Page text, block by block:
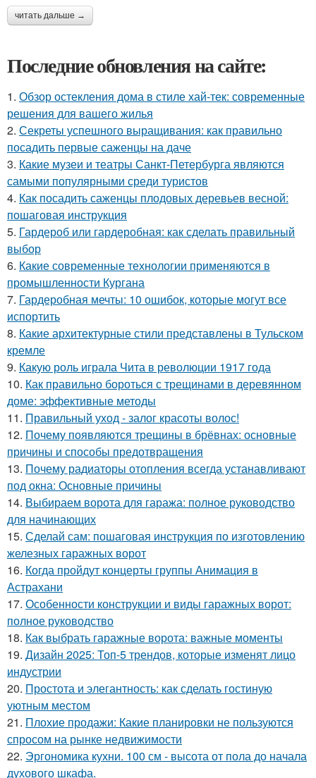
читать дальше →
Последние обновления на сайте:
1. Обзор остекления дома в стиле хай-тек: современные
решения для вашего жилья
2. Секреты успешного выращивания: как правильно
посадить первые саженцы на даче
3. Какие музеи и театры Санкт-Петербурга являются
самыми популярными среди туристов
4. Как посадить саженцы плодовых деревьев весной:
пошаговая инструкция
5. Гардероб или гардеробная: как сделать правильный
выбор
6. Какие современные технологии применяются в
промышленности Кургана
7. Гардеробная мечты: 10 ошибок, которые могут все
испортить
8. Какие архитектурные стили представлены в Тульском
кремле
9. Какую роль играла Чита в революции 1917 года
10. Как правильно бороться с трещинами в деревянном
доме: эффективные методы
11. Правильный уход - залог красоты волос!
12. Почему появляются трещины в брёвнах: основные
причины и способы предотвращения
13. Почему радиаторы отопления всегда устанавливают
под окна: Основные причины
14. Выбираем ворота для гаража: полное руководство
для начинающих
15. Сделай сам: пошаговая инструкция по изготовлению
железных гаражных ворот
16. Когда пройдут концерты группы Анимация в
Астрахани
17. Особенности конструкции и виды гаражных ворот:
полное руководство
18. Как выбрать гаражные ворота: важные моменты
19. Дизайн 2025: Топ-5 трендов, которые изменят лицо
индустрии
20. Простота и элегантность: как сделать гостиную
уютным местом
21. Плохие продажи: Какие планировки не пользуются
спросом на рынке недвижимости
22. Эргономика кухни. 100 см - высота от пола до начала
духового шкафа.